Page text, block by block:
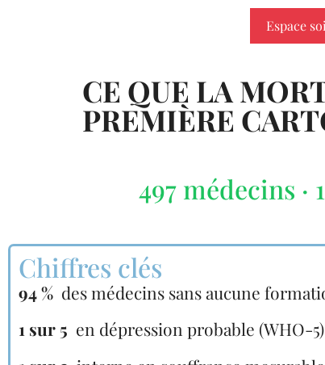
Espace
CE QUE LA
PREMIÈRE
497 médecins
Chiffres clés
94 % des médecins sans aucune
1 sur 5 en dépression probable (WHO-5)